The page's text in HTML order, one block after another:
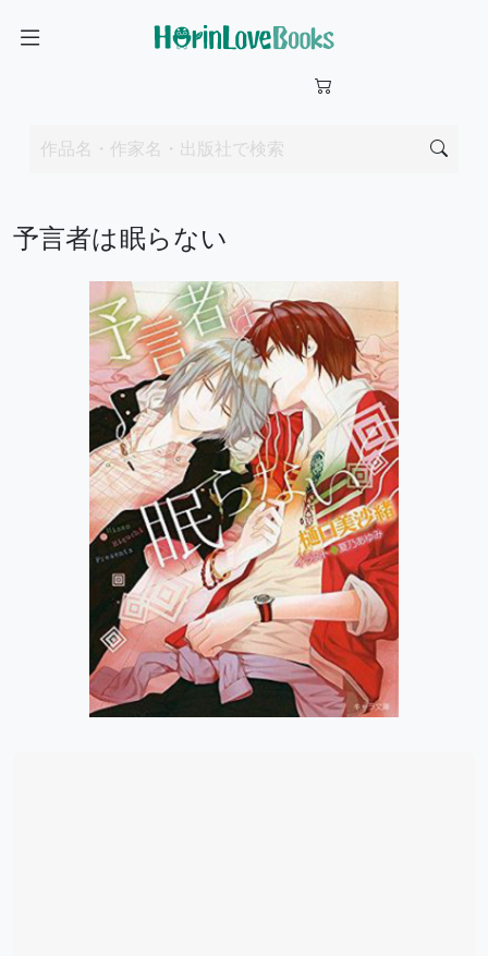
予言者は眠らない